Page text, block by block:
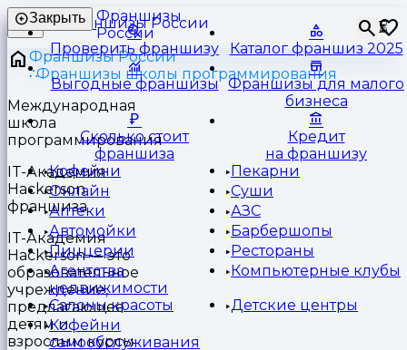
Франшизы
России
⏳
Закрыть
Проверить франшизу Каталог франшиз 2025
Выгодные франшизы
Франшизы для малого
бизнеса
Сколько стоит
франшиза
Кредит
на франшизу
Кофейни
Пекарни
Онлайн
Суши
Аптеки
АЗС
Автомойки
Барбершопы
Пиццерии
Рестораны
Агентства
недвижимости
Компьютерные клубы
Салоны красоты
Детские центры
Кофейни
самообслуживания
Франшизы России
Франшизы школы программирования
Международная
школа
программирования
IT-Академия
Hackerson
франшиза
IT-Академия
Hackerson — это
образовательное
учреждение,
предлагающее
детям и
взрослым курсы